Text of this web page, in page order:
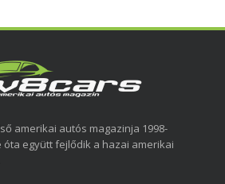
amerikai autós magazinja 1998-
óta együtt fejlődik a hazai amerikai